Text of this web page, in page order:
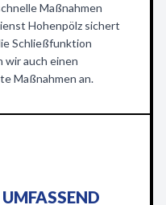
Maßnahmen
Hohenpölz sichert
Schließfunktion
wir auch einen
Maßnahmen an.
P